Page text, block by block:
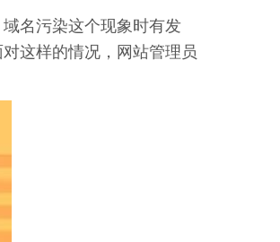
名污染这个现象时有发
这样的情况，网站管理员